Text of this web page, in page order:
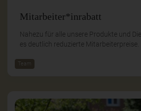
Mitarbeiter*inrabatt
Nahezu für alle unsere Produkte und
es deutlich reduzierte Mitarbeiterpreise.
Team